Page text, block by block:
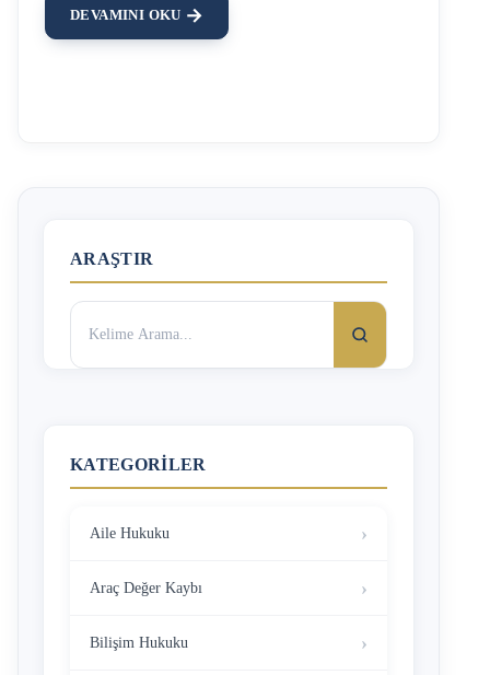
sınırının aşılması gibi birçok faktör bu kazaların
oluşmasına maalesef sebebiyet vermektedir. Kaza sonucu,
sebebiyle uğradığı …
DEVAMINI OKU
ARAŞTIR
Arama:
KATEGORILER
Aile Hukuku
Araç Değer Kaybı
Bilişim Hukuku